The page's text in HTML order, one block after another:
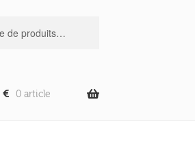
€ 0 article